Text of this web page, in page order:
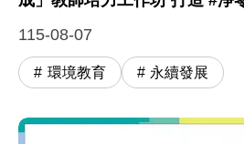
115-08-07
環境教育 永續發展